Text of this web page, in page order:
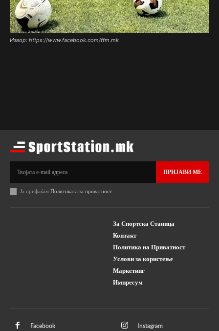
Извор: https://www.facebook.com/ffm.mk
ПРИЈАВИ МЕ
Ја прифаќам Политиката за приватност.
За Спортска Станица
Контакт
Политика на Приватност
Услови за користење
Маркетинг
Импресум
Facebook Instagram